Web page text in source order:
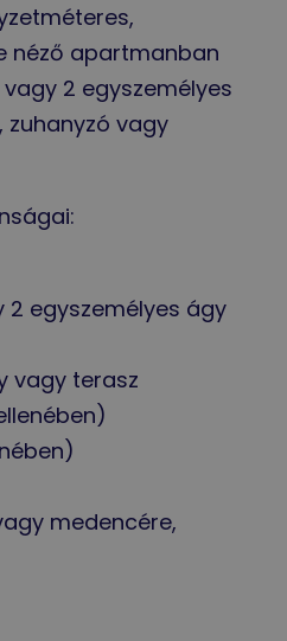
néző apartmanban
2 egyszemélyes
zuhanyzó vagy
2 egyszemélyes ágy
vagy terasz
medencére,